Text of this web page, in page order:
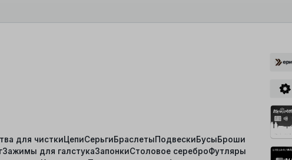
для чисткиЦепиСерьгиБраслетыПодвескиБусыБроши
Зажимы для галстукаЗапонкиСтоловое сереброФутляры